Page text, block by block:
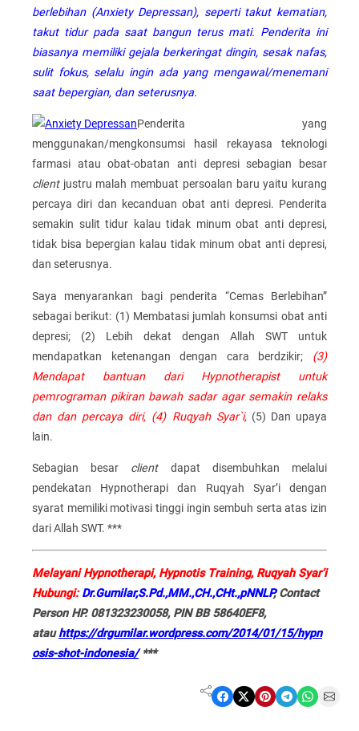
berlebihan (Anxiety Depressan), seperti takut kematian,
takut tidur pada saat bangun terus mati. Penderita ini
biasanya memiliki gejala berkeringat dingin, sesak nafas,
sulit fokus, selalu ingin ada yang mengawal/menemani
saat bepergian, dan seterusnya.
Penderita yang
menggunakan/mengkonsumsi hasil rekayasa teknologi
farmasi atau obat-obatan anti depresi sebagian besar
clientjustru malah membuat persoalan baru yaitu kurang
percaya diri dan kecanduan obat anti depresi. Penderita
semakin sulit tidur kalau tidak minum obat anti depresi,
tidak bisa bepergian kalau tidak minum obat anti depresi,
dan seterusnya.
Saya menyarankan bagi penderita “Cemas Berlebihan”
sebagai berikut: (1) Membatasi jumlah konsumsi obat anti
depresi; (2) Lebih dekat dengan Allah SWT untuk
mendapatkan ketenangan dengan cara berdzikir; (3)
Mendapat bantuan dari Hypnotherapist untuk
pemrograman pikiran bawah sadar agar semakin relaks
dan dan percaya diri, (4) Ruqyah Syar`i,(5) Dan upaya
lain.
Sebagian besar clientdapat disembuhkan melalui
pendekatan Hypnotherapi dan Ruqyah Syar’i dengan
syarat memiliki motivasi tinggi ingin sembuh serta atas izin
dari Allah SWT. ***
Melayani Hypnotherapi, Hypnotis Training, Ruqyah Syar’i
Hubungi: Dr.Gumilar,S.Pd.,MM.,CH.,CHt.,pNNLP, Contact
Person HP. 081323230058, PIN BB 58640EF8,
atauhttps://drgumilar.wordpress.com/2014/01/15/hypn
osis-shot-indonesia/***
Share on Facebook Share on X Share on Pinterest Share on Telegram Share on WhatsApp Share on Email